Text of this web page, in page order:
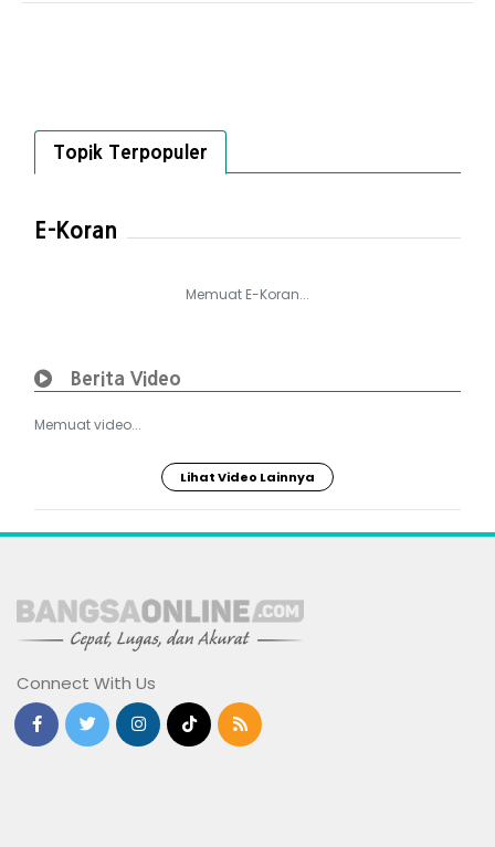
Topik Terpopuler
E-Koran
Memuat E-Koran...
Berita Video
Memuat video...
Lihat Video Lainnya
Connect With Us